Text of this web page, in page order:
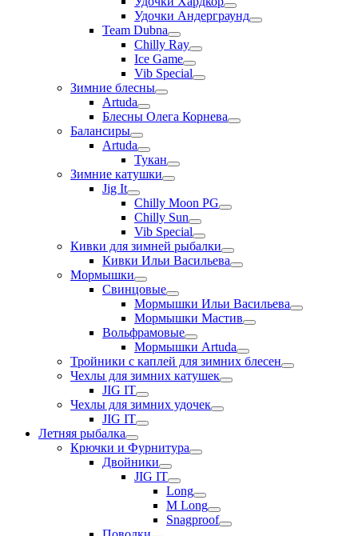
Удочки Андерграунд
Team Dubna
Chilly Ray
Ice Game
Vib Special
Зимние блесны
Artuda
Блесны Олега Корнева
Балансиры
Artuda
Тукан
Зимние катушки
Jig It
Chilly Moon PG
Chilly Sun
Vib Special
Кивки для зимней рыбалки
Кивки Ильи Васильева
Мормышки
Свинцовые
Мормышки Ильи Васильева
Мормышки Мастив
Вольфрамовые
Мормышки Artuda
Тройники с каплей для зимних блесен
Чехлы для зимних катушек
JIG IT
Чехлы для зимних удочек
JIG IT
Летняя рыбалка
Крючки и Фурнитура
Двойники
JIG IT
Long
M Long
Snagproof